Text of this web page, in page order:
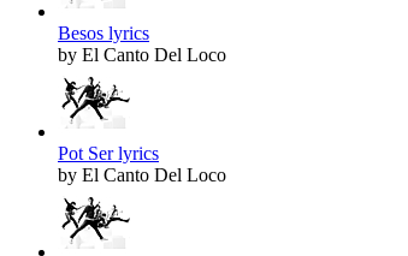
Besos lyrics
by El Canto Del Loco
Pot Ser lyrics
by El Canto Del Loco